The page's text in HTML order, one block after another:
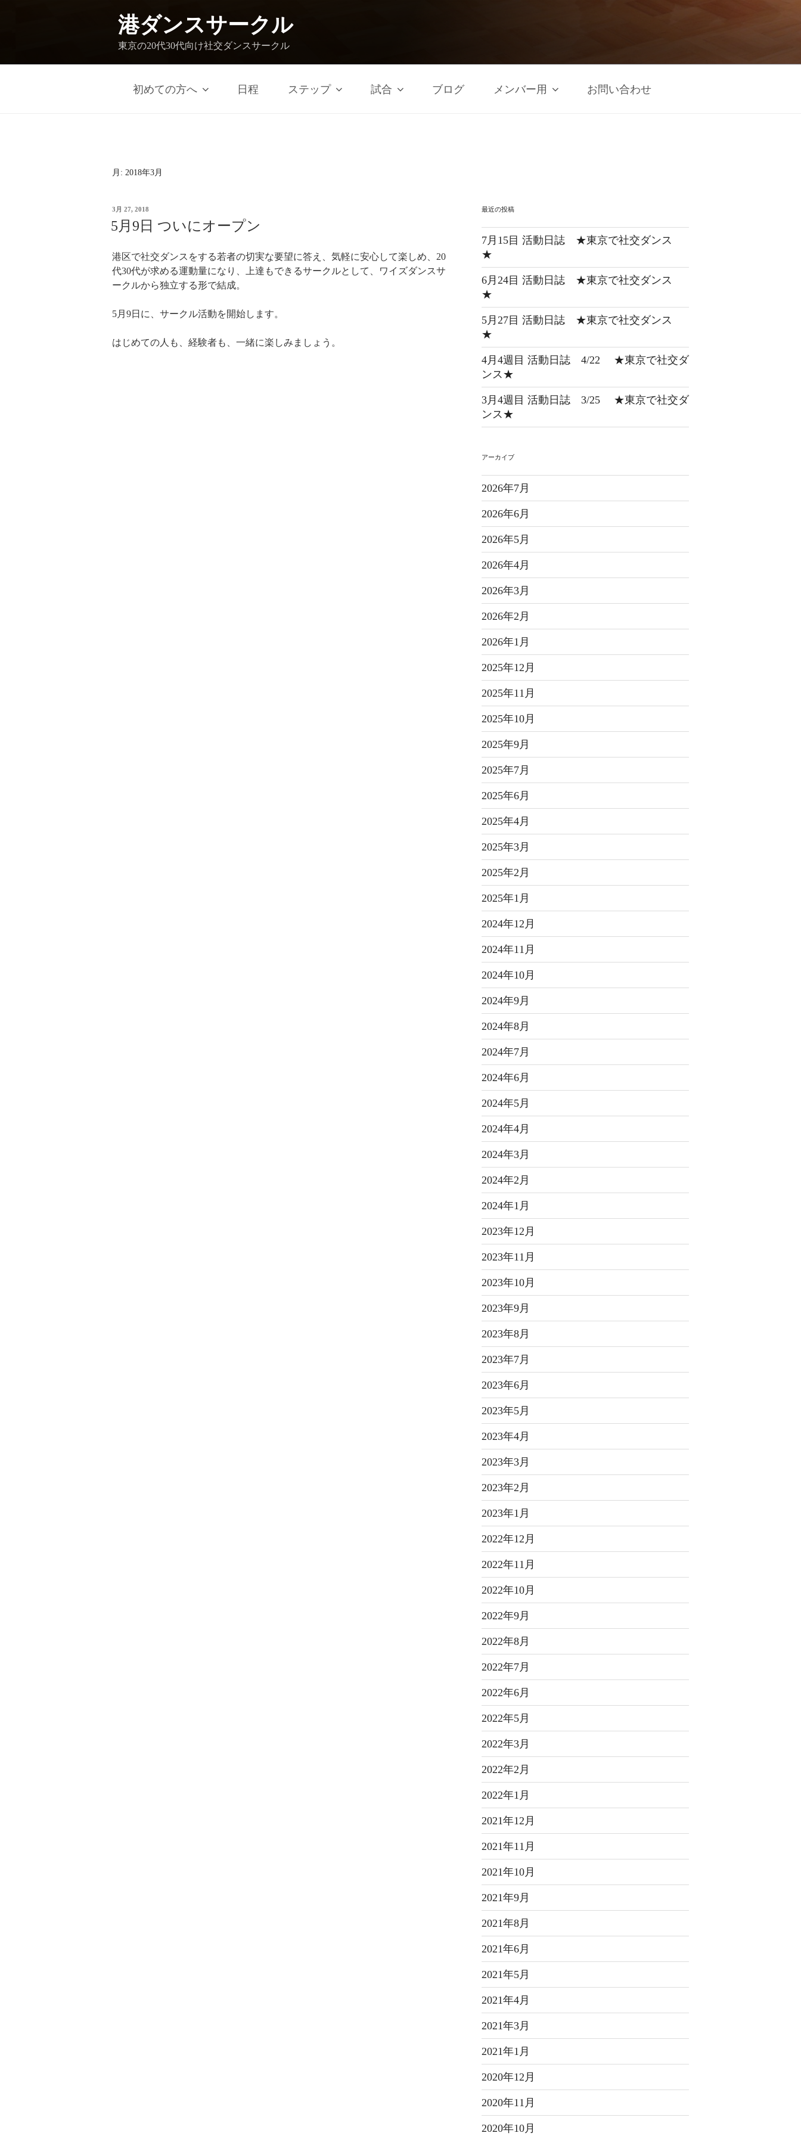
港ダンスサークル
東京の20代30代向け社交ダンスサークル
初めての方へ 日程 ステップ 試合 ブログ メンバー用 お問い合わせ
月: 2018年3月
3月 27, 2018
5月9日 ついにオープン
港区で社交ダンスをする若者の切実な要望に答え、気軽に安心して楽しめ、20
代30代が求める運動量になり、上達もできるサークルとして、ワイズダンスサ
ークルから独立する形で結成。
5月9日に、サークル活動を開始します。
はじめての人も、経験者も、一緒に楽しみましょう。
最近の投稿
7月15目 活動日誌 ★東京で社交ダンス
★
6月24目 活動日誌 ★東京で社交ダンス
★
5月27目 活動日誌 ★東京で社交ダンス
★
4月4週目 活動日誌 4/22 ★東京で社交ダ
ンス★
3月4週目 活動日誌 3/25 ★東京で社交ダ
ンス★
アーカイブ
2026年7月
2026年6月
2026年5月
2026年4月
2026年3月
2026年2月
2026年1月
2025年12月
2025年11月
2025年10月
2025年9月
2025年7月
2025年6月
2025年4月
2025年3月
2025年2月
2025年1月
2024年12月
2024年11月
2024年10月
2024年9月
2024年8月
2024年7月
2024年6月
2024年5月
2024年4月
2024年3月
2024年2月
2024年1月
2023年12月
2023年11月
2023年10月
2023年9月
2023年8月
2023年7月
2023年6月
2023年5月
2023年4月
2023年3月
2023年2月
2023年1月
2022年12月
2022年11月
2022年10月
2022年9月
2022年8月
2022年7月
2022年6月
2022年5月
2022年3月
2022年2月
2022年1月
2021年12月
2021年11月
2021年10月
2021年9月
2021年8月
2021年6月
2021年5月
2021年4月
2021年3月
2021年1月
2020年12月
2020年11月
2020年10月